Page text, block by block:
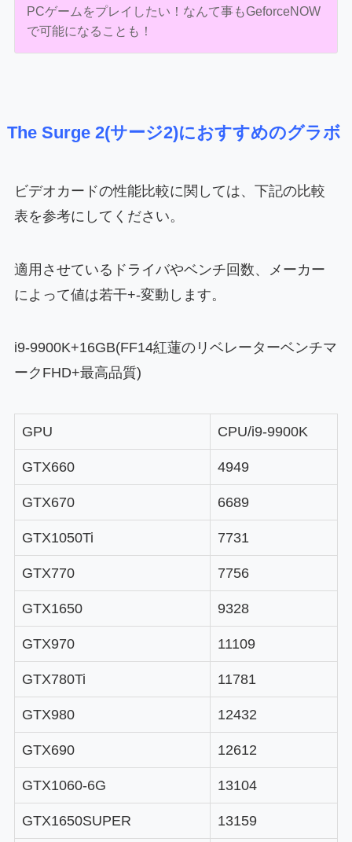
PCゲームをプレイしたい！なんて事もGeforceNOW
で可能になることも！
The Surge 2(サージ2)におすすめのグラボ
ビデオカードの性能比較に関しては、下記の比較
表を参考にしてください。
適用させているドライバやベンチ回数、メーカー
によって値は若干+-変動します。
i9-9900K+16GB(FF14紅蓮のリベレーターベンチマ
ークFHD+最高品質)
GPU CPU/i9-9900K
GTX660 4949
GTX670 6689
GTX1050Ti 7731
GTX770 7756
GTX1650 9328
GTX970 11109
GTX780Ti 11781
GTX980 12432
GTX690 12612
GTX1060-6G 13104
GTX1650SUPER 13159